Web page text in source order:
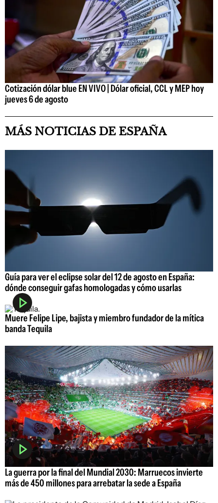
Cotización dólar blue EN VIVO | Dólar oficial, CCL y MEP hoy
jueves 6 de agosto
MÁS NOTICIAS DE ESPAÑA
Guía para ver el eclipse solar del 12 de agosto en España:
dónde conseguir gafas homologadas y cómo usarlas
Muere Felipe Lipe, bajista y miembro fundador de la mítica
banda Tequila
La guerra por la final del Mundial 2030: Marruecos invierte
más de 450 millones para arrebatar la sede a España